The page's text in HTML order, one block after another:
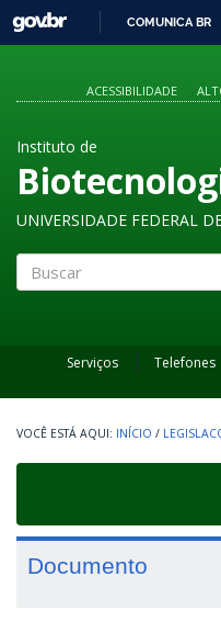
GOVBR
COMUNICA BR
ACESSIBILIDADE
Instituto de
UNIVERSIDADE FEDERAL
Serviços Telefones
INÍCIO /
Documento